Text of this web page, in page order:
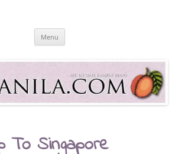
Blog
Menu
To Singapore